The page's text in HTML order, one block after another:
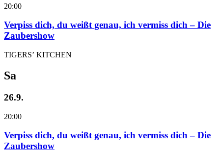
20:00
Verpiss dich, du weißt genau, ich vermiss dich – Die
Zaubershow
TIGERS’ KITCHEN
Sa
26.9.
20:00
Verpiss dich, du weißt genau, ich vermiss dich – Die
Zaubershow